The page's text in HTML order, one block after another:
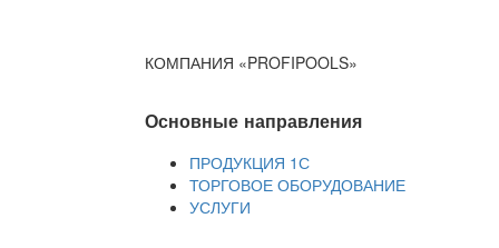
КОМПАНИЯ «PROFIPOOLS»
Основные направления
ПРОДУКЦИЯ 1С
ТОРГОВОЕ ОБОРУДОВАНИЕ
УСЛУГИ